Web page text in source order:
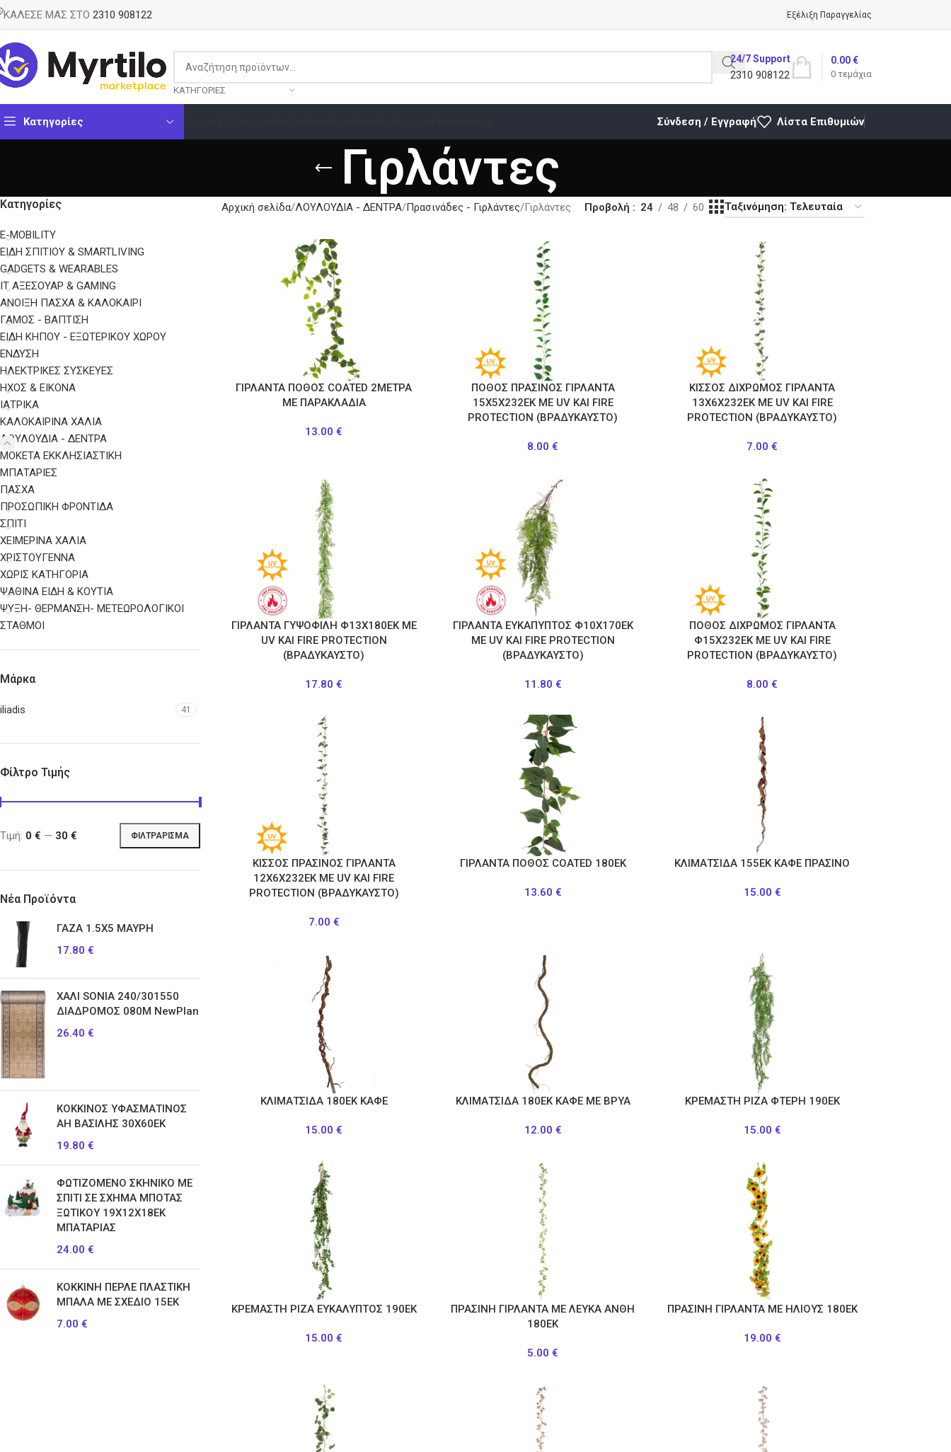
ΚΑΛΕΣΕ ΜΑΣ ΣΤΟ 2310 908122 Εξέλιξη Παραγγελίας
ΚΑΤΗΓΟΡΊΕΣ
24/7 Support
2310 908122 0 τεμάχια
0.00€
Κατηγορίες Σύνδεση / Εγγραφή Λίστα Επιθυμιών
Γιρλάντες
Κατηγορίες
E-MOBILITY
EΊΔΗ ΣΠΙΤΙΟΎ & SMARTLIVING
GADGETS & WEARABLES
IT ΑΞΕΣΟΥΆΡ & GAMING
ΑΝΟΙΞΗ ΠΑΣΧΑ & ΚΑΛΟΚΑΙΡΙ
ΓΑΜΟΣ - ΒΑΠΤΙΣΗ
ΕΙΔΗ ΚΗΠΟΥ - ΕΞΩΤΕΡΙΚΟΥ ΧΩΡΟΥ
ΈΝΔΥΣΗ
ΗΛΕΚΤΡΙΚΈΣ ΣΥΣΚΕΥΈΣ
ΉΧΟΣ & ΕΙΚΌΝΑ
ΙΑΤΡΙΚΆ
ΚΑΛΟΚΑΙΡΙΝΑ ΧΑΛΙΑ
ΛΟΥΛΟΥΔΙΑ - ΔΕΝΤΡΑ
ΜΟΚΕΤΑ ΕΚΚΛΗΣΙΑΣΤΙΚΗ
ΜΠΑΤΑΡΊΕΣ
ΠΑΣΧΑ
ΠΡΟΣΩΠΙΚΉ ΦΡΟΝΤΊΔΑ
ΣΠΙΤΙ
ΧΕΙΜΕΡΙΝΑ ΧΑΛΙΑ
ΧΡΙΣΤΟΥΓΕΝΝΑ
ΧΩΡΊΣ ΚΑΤΗΓΟΡΊΑ
ΨΑΘΙΝΑ ΕΙΔΗ & ΚΟΥΤΙΑ
ΨΎΞΗ- ΘΈΡΜΑΝΣΗ- ΜΕΤΕΩΡΟΛΟΓΙΚΟΊ
ΣΤΑΘΜΟΊ
Μάρκα
iliadis 41
Φίλτρο Τιμής
ΦΙΛΤΡΆΡΙΣΜΑ
Τιμή: 0 € — 30 €
Νέα Προϊόντα
ΓΑΖΑ 1.5Χ5 ΜΑΥΡΗ
17.80 €
ΧΑΛΙ SONIA 240/301550
ΔΙΑΔΡΟΜΟΣ 080Μ NewPlan
26.40 €
ΚΟΚΚΙΝΟΣ ΥΦΑΣΜΑΤΙΝΟΣ
ΑΗ ΒΑΣΙΛΗΣ 30Χ60ΕΚ
19.80 €
ΦΩΤΙΖΟΜΕΝΟ ΣΚΗΝΙΚΟ ΜΕ
ΣΠΙΤΙ ΣΕ ΣΧΗΜΑ ΜΠΟΤΑΣ
ΞΩΤΙΚΟΥ 19Χ12Χ18ΕΚ
ΜΠΑΤΑΡΙΑΣ
24.00 €
ΚΟΚΚΙΝΗ ΠΕΡΛΕ ΠΛΑΣΤΙΚΗ
ΜΠΑΛΑ ΜΕ ΣΧΕΔΙΟ 15ΕΚ
7.00 €
Αρχική σελίδα ΛΟΥΛΟΥΔΙΑ - ΔΕΝΤΡΑ Πρασινάδες - Γιρλάντες Γιρλάντες Προβολή 24 48 60
ΓΙΡΛΑΝΤΑ ΠΟΘΟΣ COATED 2ΜΕΤΡΑ
ΜΕ ΠΑΡΑΚΛΑΔΙΑ
13.00€
ΠΟΘΟΣ ΠΡΑΣΙΝΟΣ ΓΙΡΛΑΝΤΑ
15Χ5Χ232ΕΚ ΜΕ UV KAI FIRE
PROTECTION (ΒΡΑΔΥΚΑΥΣΤΟ)
8.00€
ΚΙΣΣΟΣ ΔΙΧΡΩΜΟΣ ΓΙΡΛΑΝΤΑ
13Χ6Χ232ΕΚ ΜΕ UV KAI FIRE
PROTECTION (ΒΡΑΔΥΚΑΥΣΤΟ)
7.00€
ΓΙΡΛΑΝΤΑ ΓΥΨΟΦΙΛΗ Φ13Χ180ΕΚ ΜΕ
UV KAI FIRE PROTECTION
(ΒΡΑΔΥΚΑΥΣΤΟ)
17.80€
ΓΙΡΛΑΝΤΑ ΕΥΚΑΠΥΠΤΟΣ Φ10Χ170ΕΚ
ΜΕ UV KAI FIRE PROTECTION
(ΒΡΑΔΥΚΑΥΣΤΟ)
11.80 €
ΠΟΘΟΣ ΔΙΧΡΩΜΟΣ ΓΙΡΛΑΝΤΑ
Φ15Χ232ΕΚ ΜΕ UV KAI FIRE
PROTECTION (ΒΡΑΔΥΚΑΥΣΤΟ)
8.00€
ΚΙΣΣΟΣ ΠΡΑΣΙΝΟΣ ΓΙΡΛΑΝΤΑ
12Χ6Χ232ΕΚ ΜΕ UV KAI FIRE
PROTECTION (ΒΡΑΔΥΚΑΥΣΤΟ)
7.00 €
ΓΙΡΛΑΝΤΑ ΠΟΘΟΣ COATED 180ΕΚ
13.60 €
ΚΛΙΜΑΤΣΙΔΑ 155ΕΚ ΚΑΦΕ ΠΡΑΣΙΝΟ
15.00 €
ΚΛΙΜΑΤΣΙΔΑ 180ΕΚ ΚΑΦΕ
15.00€
ΚΛΙΜΑΤΣΙΔΑ 180ΕΚ ΚΑΦΕ ΜΕ ΒΡΥΑ
12.00 €
ΚΡΕΜΑΣΤΗ ΡΙΖΑ ΦΤΕΡΗ 190ΕΚ
15.00 €
ΚΡΕΜΑΣΤΗ ΡΙΖΑ ΕΥΚΑΛΥΠΤΟΣ 190ΕΚ
15.00€
ΠΡΑΣΙΝΗ ΓΙΡΛΑΝΤΑ ΜΕ ΛΕΥΚΑ ΑΝΘΗ
180ΕΚ
5.00€
ΠΡΑΣΙΝΗ ΓΙΡΛΑΝΤΑ ΜΕ ΗΛΙΟΥΣ 180ΕΚ
19.00 €